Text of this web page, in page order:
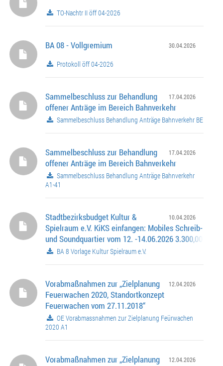
TO-Nachtr II öff 04-2026
30.04.2026
BA 08 - Vollgremium
Protokoll öff 04-2026
17.04.2026
Sammelbeschluss zur Behandlung
offener Anträge im Bereich Bahnverkehr
Sammelbeschluss Behandlung Anträge Bahnverkehr BE
17.04.2026
Sammelbeschluss zur Behandlung
offener Anträge im Bereich Bahnverkehr
Sammelbeschluss Behandlung Anträge Bahnverkehr
A1-41
10.04.2026
Stadtbezirksbudget Kultur &
Spielraum e.V. KiKS einfangen: Mobiles Schreib-
und Soundquartier vom 12. -14.06.2026 3.300,00€; Az.
0262.100-8-0487
BA 8 Vorlage Kultur Spielraum e.V.
12.04.2026
Vorabmaßnahmen zur „Zielplanung
Feuerwachen 2020, Standortkonzept
Feuerwachen vom 27.11.2018“
OE Vorabmassnahmen zur Zielplanung Feürwachen
2020 A1
12.04.2026
Vorabmaßnahmen zur „Zielplanung